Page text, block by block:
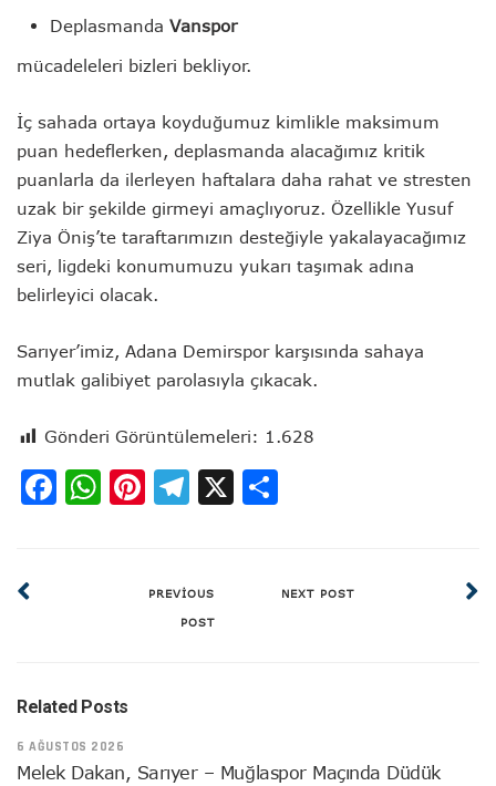
Deplasmanda Vanspor
mücadeleleri bizleri bekliyor.
İç sahada ortaya koyduğumuz kimlikle maksimum
puan hedeflerken, deplasmanda alacağımız kritik
puanlarla da ilerleyen haftalara daha rahat ve stresten
uzak bir şekilde girmeyi amaçlıyoruz. Özellikle Yusuf
Ziya Öniş’te taraftarımızın desteğiyle yakalayacağımız
seri, ligdeki konumumuzu yukarı taşımak adına
belirleyici olacak.
Sarıyer’imiz, Adana Demirspor karşısında sahaya
mutlak galibiyet parolasıyla çıkacak.
Gönderi Görüntülemeleri: 1.628
Facebook
WhatsApp
Pinterest
Telegram
X
PREVIOUS
POST
NEXT POST
Related Posts
6 AĞUSTOS 2026
Melek Dakan, Sarıyer – Muğlaspor Maçında Düdük